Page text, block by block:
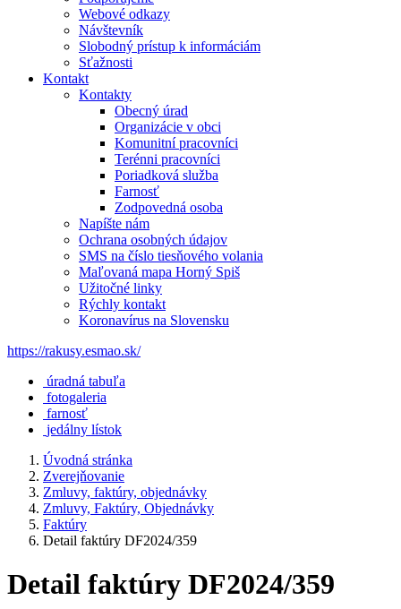
Webové odkazy
Návštevník
Slobodný prístup k informáciám
Sťažnosti
Kontakt
Kontakty
Obecný úrad
Organizácie v obci
Komunitní pracovníci
Terénni pracovníci
Poriadková služba
Farnosť
Zodpovedná osoba
Napíšte nám
Ochrana osobných údajov
SMS na číslo tiesňového volania
Maľovaná mapa Horný Spiš
Užitočné linky
Rýchly kontakt
Koronavírus na Slovensku
https://rakusy.esmao.sk/
úradná tabuľa
fotogaleria
farnosť
jedálny lístok
Úvodná stránka
Zverejňovanie
Zmluvy, faktúry, objednávky
Zmluvy, Faktúry, Objednávky
Faktúry
Detail faktúry DF2024/359
Detail faktúry DF2024/359